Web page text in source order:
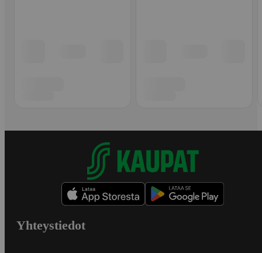
Yhteystiedot